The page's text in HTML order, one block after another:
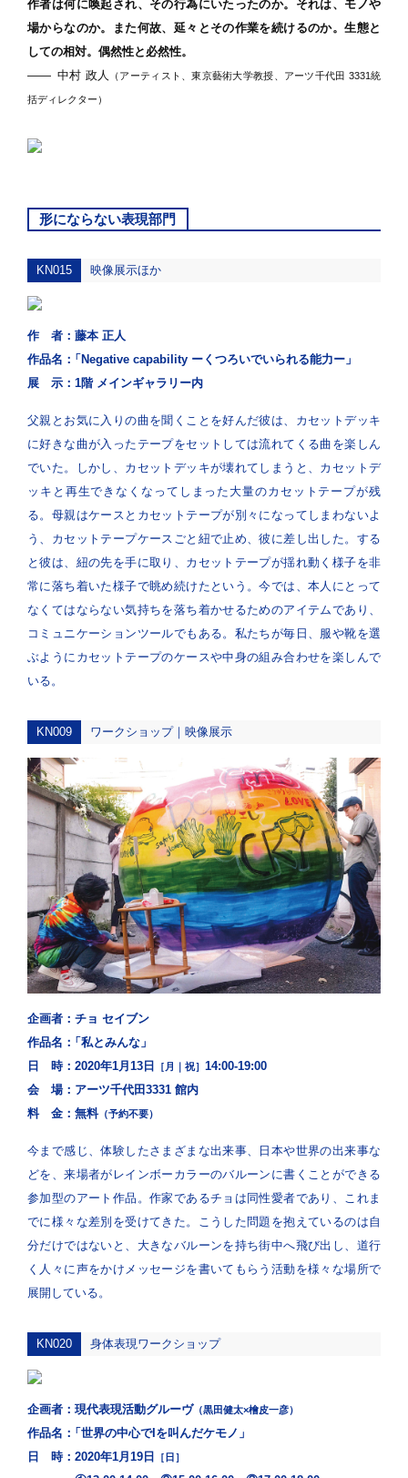
作者は何に喚起され、その行為にいたったのか。それは、モノや
場からなのか。また何故、延々とその作業を続けるのか。生態と
しての相対。偶然性と必然性。
― 中村 政人 （アーティスト、東京藝術大学教授、アーツ千代田 3331統
括ディレクター）
形にならない表現部門
KN015 映像展示ほか
作 者： 藤本 正人
作品名：「Negative capability ーくつろいでいられる能力ー」
展 示： 1階 メインギャラリー内
父親とお気に入りの曲を聞くことを好んだ彼は、カセットデッキ
に好きな曲が入ったテープをセットしては流れてくる曲を楽しん
でいた。しかし、カセットデッキが壊れてしまうと、カセットデ
ッキと再生できなくなってしまった大量のカセットテープが残
る。母親はケースとカセットテープが別々になってしまわないよ
う、カセットテープケースごと紐で止め、彼に差し出した。する
と彼は、紐の先を手に取り、カセットテープが揺れ動く様子を非
常に落ち着いた様子で眺め続けたという。今では、本人にとって
なくてはならない気持ちを落ち着かせるためのアイテムであり、
コミュニケーションツールでもある。私たちが毎日、服や靴を選
ぶようにカセットテープのケースや中身の組み合わせを楽しんで
いる。
KN009 ワークショップ｜映像展示
企画者： チョ セイブン
作品名：「私とみんな」
日 時： 2020年1月13日 ［月｜祝］ 14:00-19:00
会 場： アーツ千代田3331 館内
料 金： 無料（予約不要）
今まで感じ、体験したさまざまな出来事、日本や世界の出来事な
どを、来場者がレインボーカラーのバルーンに書くことができる
参加型のアート作品。作家であるチョは同性愛者であり、これま
でに様々な差別を受けてきた。こうした問題を抱えているのは自
分だけではないと、大きなバルーンを持ち街中へ飛び出し、道行
く人々に声をかけメッセージを書いてもらう活動を様々な場所で
展開している。
KN020 身体表現ワークショップ
企画者： 現代表現活動グルーヴ（黒田健太×檜皮一彦）
作品名：「世界の中心でIを叫んだケモノ」
日 時： 2020年1月19日 ［日］